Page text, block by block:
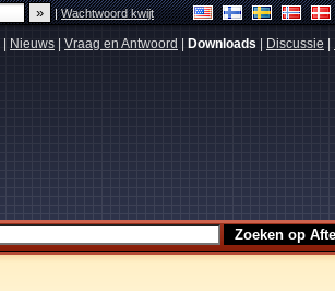
|Wachtwoord kwijt
Nieuws Vraag en Antwoord Downloads Discussie